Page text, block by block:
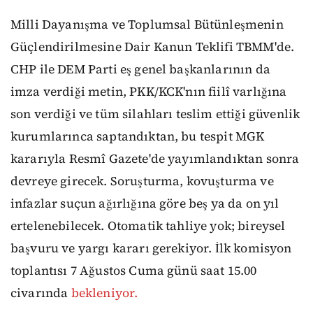
Milli Dayanışma ve Toplumsal Bütünleşmenin
Güçlendirilmesine Dair Kanun Teklifi TBMM'de.
CHP ile DEM Parti eş genel başkanlarının da
imza verdiği metin, PKK/KCK'nın fiilî varlığına
son verdiği ve tüm silahları teslim ettiği güvenlik
kurumlarınca saptandıktan, bu tespit MGK
kararıyla Resmî Gazete'de yayımlandıktan sonra
devreye girecek. Soruşturma, kovuşturma ve
infazlar suçun ağırlığına göre beş ya da on yıl
ertelenebilecek. Otomatik tahliye yok; bireysel
başvuru ve yargı kararı gerekiyor. İlk komisyon
toplantısı 7 Ağustos Cuma günü saat 15.00
civarında bekleniyor.